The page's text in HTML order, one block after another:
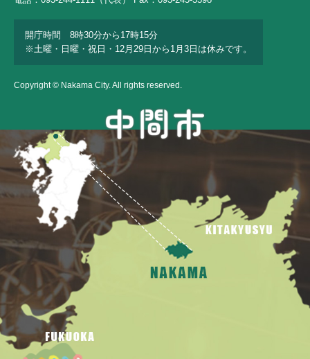
開庁時間 8時30分から17時15分
※土曜・日曜・祝日・12月29日から1月3日は休みです。
Copyright © Nakama City. All rights reserved.